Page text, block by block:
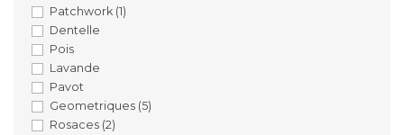
Patchwork (1)
Dentelle
Pois
Lavande
Pavot
Geometriques (5)
Rosaces (2)